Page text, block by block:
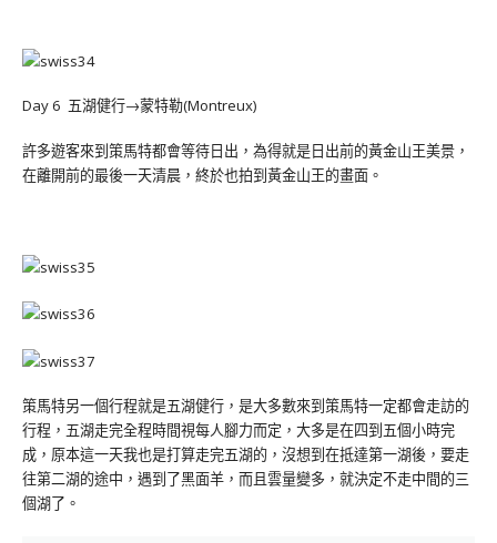
Day 6 五湖健行→蒙特勒(Montreux)
許多遊客來到策馬特都會等待日出，為得就是日出前的黃金山王美景，
在離開前的最後一天清晨，終於也拍到黃金山王的畫面。
策馬特另一個行程就是五湖健行，是大多數來到策馬特一定都會走訪的
行程，五湖走完全程時間視每人腳力而定，大多是在四到五個小時完
成，原本這一天我也是打算走完五湖的，沒想到在抵達第一湖後，要走
往第二湖的途中，遇到了黑面羊，而且雲量變多，就決定不走中間的三
個湖了。